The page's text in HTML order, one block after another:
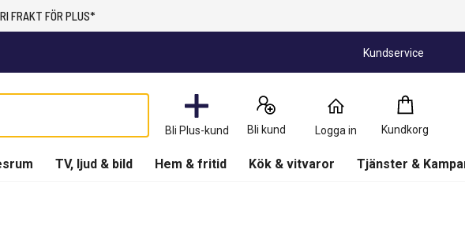
FRAKT FÖR PLUS*
Kundservice
Bli Plus-kund Bli kund Logga in Kundkorg
Kundkorg
0
Produkter
TV, ljud & bild Hem & fritid Kök & vitvaror Tjänster &